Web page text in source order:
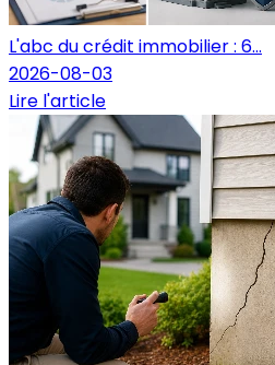
L'abc du crédit immobilier : 6...
2026-08-03
Lire l'article